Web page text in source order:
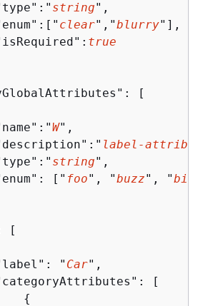
string",
clear","blurry"],
true
[
W",
label-
string",
["
foo", "buzz", "biz
[
"
Car",
[
{